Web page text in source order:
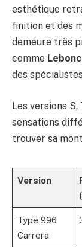
esthétique
finition et des
demeure très
comme
des
Les versions
sensations
trouver sa
Version
Type 996
Carrera